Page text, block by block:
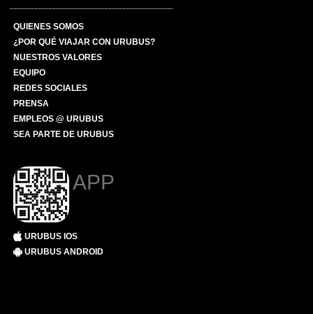
QUIENES SOMOS
¿POR QUÉ VIAJAR CON URUBUS?
NUESTROS VALORES
EQUIPO
REDES SOCIALES
PRENSA
EMPLEOS @ URUBUS
SEA PARTE DE URUBUS
APP
URUBUS IOS
URUBUS ANDROID